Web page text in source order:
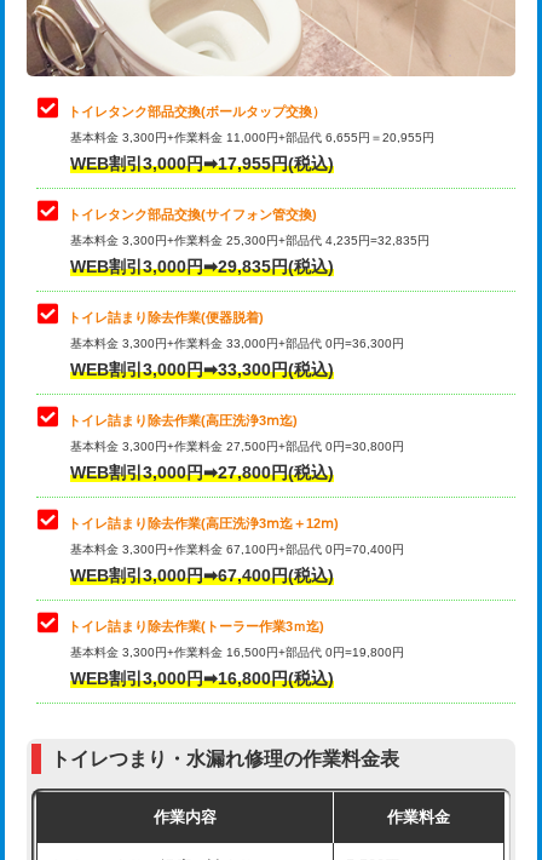
トイレタンク部品交換(ボールタップ交換）
基本料金 3,300円+作業料金 11,000円+部品代 6,655円＝20,955円
WEB割引3,000円➡17,955円(税込)
トイレタンク部品交換(サイフォン管交換)
基本料金 3,300円+作業料金 25,300円+部品代 4,235円=32,835円
WEB割引3,000円➡29,835円(税込)
トイレ詰まり除去作業(便器脱着)
基本料金 3,300円+作業料金 33,000円+部品代 0円=36,300円
WEB割引3,000円➡33,300円(税込)
トイレ詰まり除去作業(高圧洗浄3ⅿ迄)
基本料金 3,300円+作業料金 27,500円+部品代 0円=30,800円
WEB割引3,000円➡27,800円(税込)
トイレ詰まり除去作業(高圧洗浄3ⅿ迄＋12ⅿ)
基本料金 3,300円+作業料金 67,100円+部品代 0円=70,400円
WEB割引3,000円➡67,400円(税込)
トイレ詰まり除去作業(トーラー作業3ｍ迄)
基本料金 3,300円+作業料金 16,500円+部品代 0円=19,800円
WEB割引3,000円➡16,800円(税込)
トイレつまり・水漏れ修理の作業料金表
作業内容 作業料金